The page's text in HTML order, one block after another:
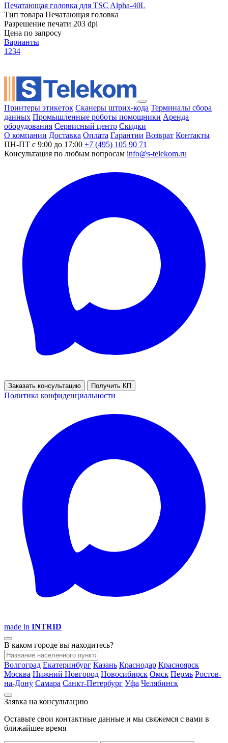
Печатающая головка для TSC Alpha-40L
Тип товара Печатающая головка
Разрешение печати 203 dpi
Цена по запросу
Варианты
1 234
Принтеры этикеток Сканеры штрих-кода Терминалы сбора
данных Промышленные роботы помощники Аренда
оборудования Сервисный центр Скидки
О компании Доставка Оплата Гарантии Возврат Контакты
ПН-ПТ с 9:00 до 17:00 +7 (495) 105 90 71
Консультация по любым вопросам info@s-telekom.ru
Заказать консультацию Получить КП
Политика конфиденциальности
made in INTRID
В каком городе вы находитесь?
Волгоград Екатеринбург Казань Краснодар Красноярск
Москва Нижний Новгород Новосибирск Омск Пермь Ростов-
на-Дону Самара Санкт-Петербург Уфа Челябинск
Заявка на консультацию
Оставьте свои контактные данные и мы свяжемся с вами в
ближайшее время